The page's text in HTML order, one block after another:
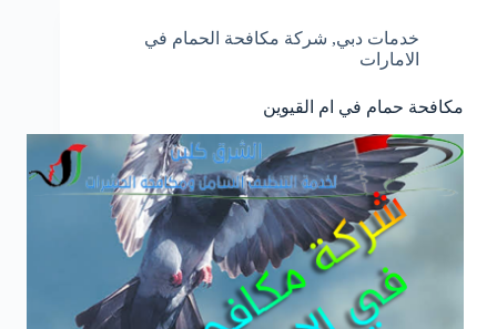
خدمات دبي, شركة مكافحة الحمام في
الامارات
مكافحة حمام في ام القيوين